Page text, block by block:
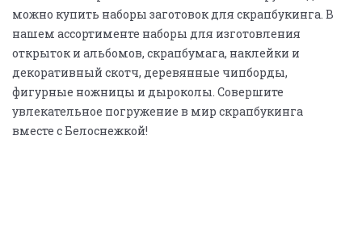
можно купить наборы заготовок для скрапбукинга. В
нашем ассортименте наборы для изготовления
открыток и альбомов, скрапбумага, наклейки и
декоративный скотч, деревянные чипборды,
фигурные ножницы и дыроколы. Совершите
увлекательное погружение в мир скрапбукинга
вместе с Белоснежкой!